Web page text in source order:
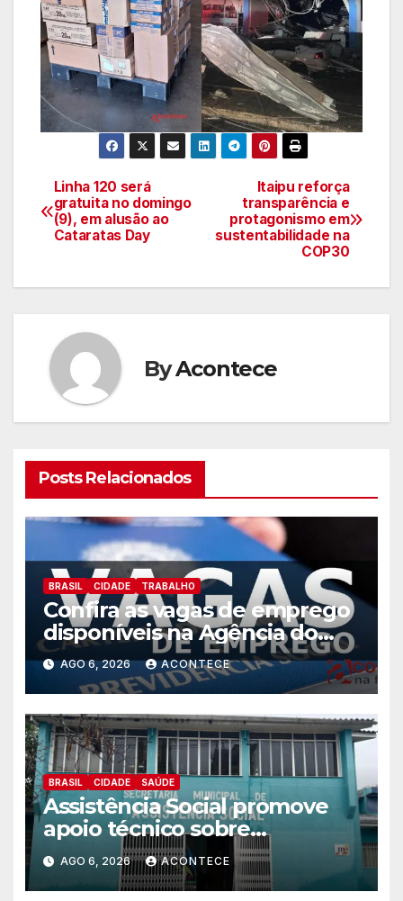
Navegação
de
Itaipu reforça
transparência e
protagonismo em
sustentabilidade na
COP30
Linha 120 será
gratuita no domingo
(9), em alusão ao
Cataratas Day
ByAcontece
Posts Relacionados
BRASIL CIDADE TRABALHO
Confira as vagas de emprego
disponíveis na Agência do
Trabalhador
AGO 6, 2026 ACONTECE
BRASIL CIDADE SAÚDE
Assistência Social promove
apoio técnico sobre
preparação e resposta a
situações de emergência e
AGO 6, 2026 ACONTECE